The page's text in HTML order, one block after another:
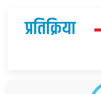
प्रतिक्रिया